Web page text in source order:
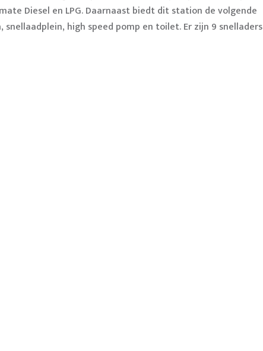
Diesel en LPG. Daarnaast biedt dit station de volgende
snellaadplein, high speed pomp en toilet. Er zijn 9 snelladers